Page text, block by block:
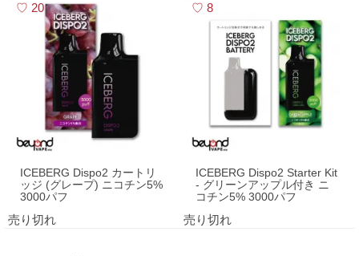
20
ICEBERG Dispo2 カートリ
ッジ (グレープ) ニコチン5%
3000パフ
売り切れ
8
ICEBERG Dispo2 Starter Kit
- グリーンアップル付き ニ
コチン5% 3000パフ
売り切れ